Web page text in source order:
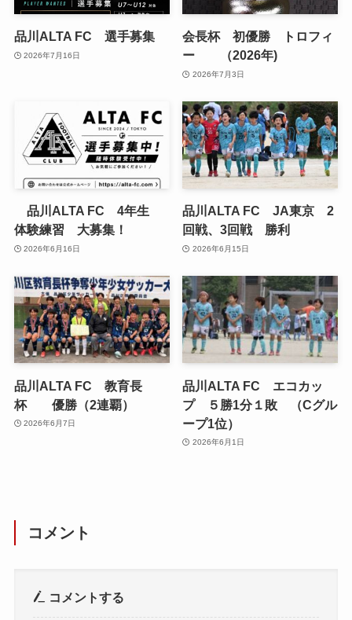
品川ALTA FC 選手募集
2026年7月16日
会長杯 初優勝 トロフィ
ー （2026年)
2026年7月3日
品川ALTA FC 4年生
体験練習 大募集！
2026年6月16日
品川ALTA FC JA東京 2
回戦、3回戦 勝利
2026年6月15日
品川ALTA FC 教育長
杯 優勝（2連覇）
2026年6月7日
品川ALTA FC エコカッ
プ ５勝1分１敗 （Cグル
ープ1位）
2026年6月1日
コメント
コメントする